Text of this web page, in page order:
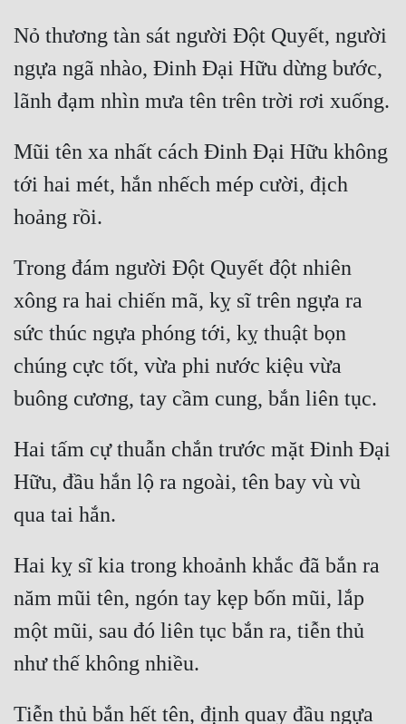
Tính Cách Nhân Vật :
Cơ Trí
Sát Phạt Quyết Đoán
Vô Sỉ
Điềm Đạm
Nỏ thương tàn sát người Đột Quyết, người
ngựa ngã nhào, Đinh Đại Hữu dừng bước,
Mũi tên xa nhất cách Đinh Đại Hữu không
tới hai mét, hắn nhếch mép cười, địch
Trong đám người Đột Quyết đột nhiên
xông ra hai chiến mã, kỵ sĩ trên ngựa ra
sức thúc ngựa phóng tới, kỵ thuật bọn
chúng cực tốt, vừa phi nước kiệu vừa
Hai tấm cự thuẫn chắn trước mặt Đinh Đại
Hữu, đầu hắn lộ ra ngoài, tên bay vù vù
Hai kỵ sĩ kia trong khoảnh khắc đã bắn ra
năm mũi tên, ngón tay kẹp bốn mũi, lắp
một mũi, sau đó liên tục bắn ra, tiễn thủ
Tiễn thủ bắn hết tên, định quay đầu ngựa